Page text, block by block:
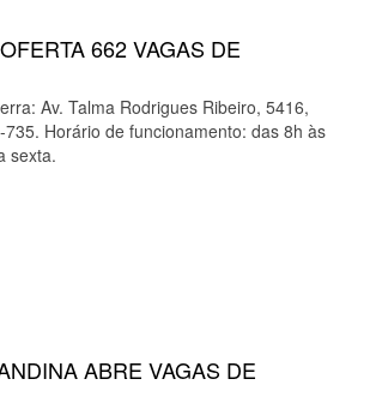
662 VAGAS DE
Av. Talma Rodrigues Ribeiro, 5416,
Horário de funcionamento: das 8h às
sexta.
ABRE VAGAS DE